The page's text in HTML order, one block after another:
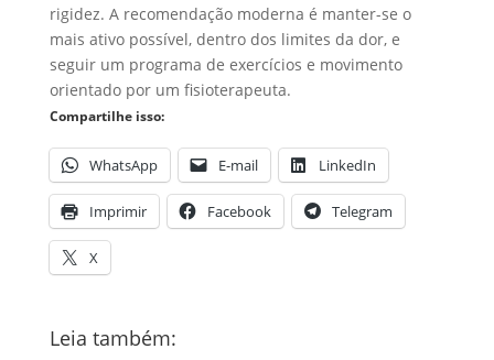
rigidez. A recomendação moderna é manter-se o
mais ativo possível, dentro dos limites da dor, e
seguir um programa de exercícios e movimento
orientado por um fisioterapeuta.
Compartilhe isso:
WhatsApp E-mail LinkedIn
Imprimir Facebook Telegram
X
Leia também: